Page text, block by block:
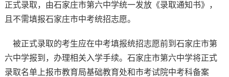
正式录取，由石家庄市第六中学统一发放《录取通知书》，
且不需填报石家庄市中考统招志愿。
被正式录取的考生应在中考填报统招志愿前到石家庄市第
六中学报到，办理相关入学手续。石家庄市第六中学将正式
录取名单上报市教育局基础教育处和市考试院中考科备案